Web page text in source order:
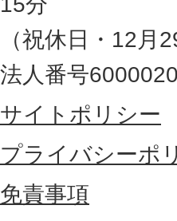
の
最
東
部
に
置
（祝休日・12月
法人番号
サイトポリシー
プライバシーポ
免責事項